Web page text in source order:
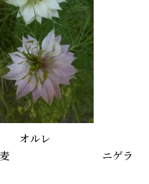
レ
ゲラ